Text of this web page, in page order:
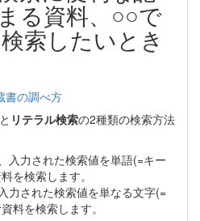
る資料、○○で
索したいとき
書の調べ方
と リテラル検索の2種類の検索方法
入力された検索値を単語(=キー
を検索します。
力された検索値を単なる文字(=
料を検索します。